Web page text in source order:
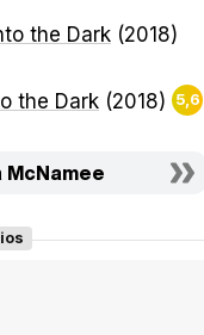
the Dark (2018)
the Dark (2018) 5,6